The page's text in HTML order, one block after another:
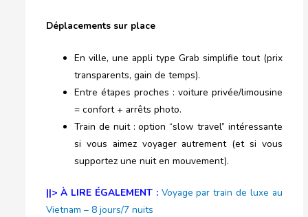
Déplacements sur place
En ville, une appli type Grab simplifie tout (prix
transparents, gain de temps).
Entre étapes proches : voiture privée/limousine
= confort + arrêts photo.
Train de nuit : option “slow travel” intéressante
si vous aimez voyager autrement (et si vous
supportez une nuit en mouvement).
||> À LIRE ÉGALEMENT : Voyage par train de luxe au
Vietnam – 8 jours/7 nuits